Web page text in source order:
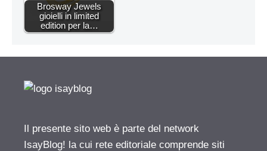
Brosway Jewels
gioielli in limited
edition per la…
Il presente sito web è parte del network
IsayBlog! la cui rete editoriale comprende siti